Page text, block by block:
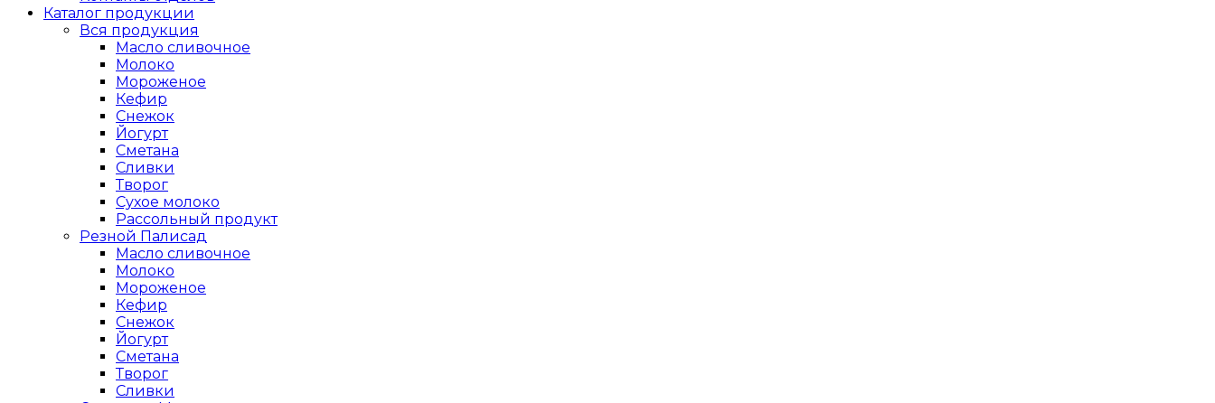
Каталог продукции
Вся продукция
Масло сливочное
Молоко
Мороженое
Кефир
Снежок
Йогурт
Сметана
Сливки
Творог
Сухое молоко
Рассольный продукт
Резной Палисад
Масло сливочное
Молоко
Мороженое
Кефир
Снежок
Йогурт
Сметана
Творог
Сливки